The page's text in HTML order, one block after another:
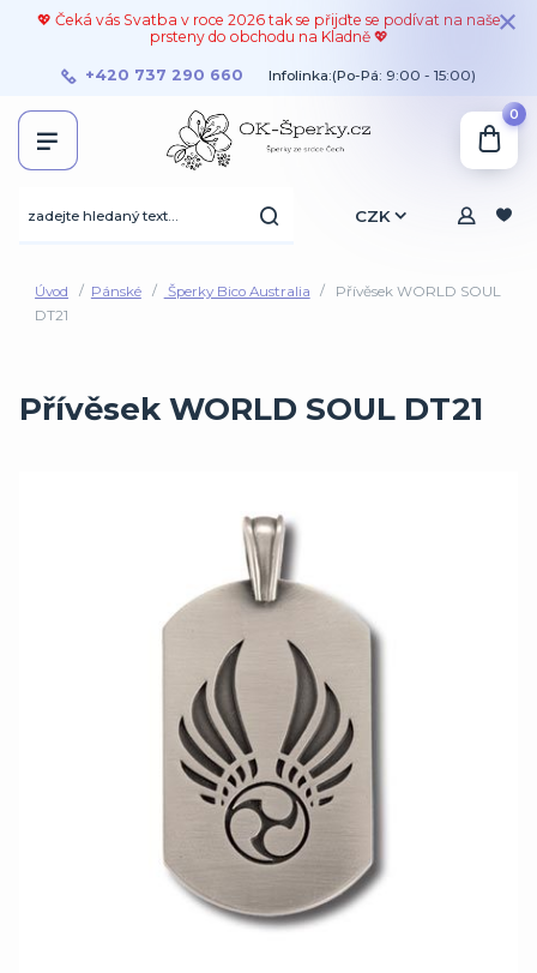
💖 Čeká vás Svatba v roce 2026 tak se přijďte se podívat na naše
prsteny do obchodu na Kladně 💖
CZK
+420 737 290 660 Infolinka:(Po-Pá: 9:00 - 15:00)
0
Úvod Pánské Šperky Bico Australia
Přívěsek WORLD SOUL
DT21
Přívěsek WORLD SOUL DT21